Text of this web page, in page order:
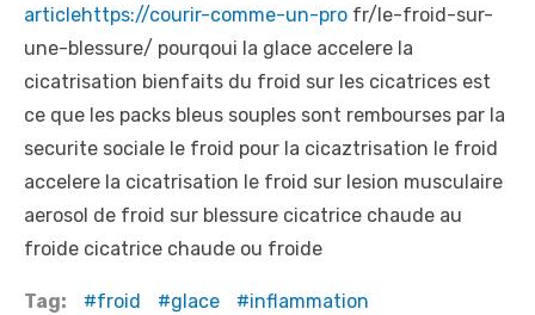
articlehttps://courir-comme-un-pro fr/le-froid-sur-
une-blessure/ pourqoui la glace accelere la
cicatrisation bienfaits du froid sur les cicatrices est
ce que les packs bleus souples sont rembourses par la
securite sociale le froid pour la cicaztrisation le froid
accelere la cicatrisation le froid sur lesion musculaire
aerosol de froid sur blessure cicatrice chaude au
froide cicatrice chaude ou froide
Tag: froid glace
inflammation